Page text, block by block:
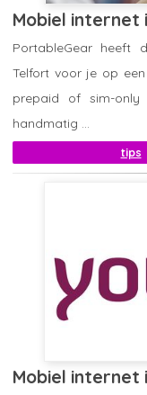
Mobiel internet
tips
PortableGear heeft
Telfort voor je op
prepaid of sim-only
handmatig ...
Mobiel internet